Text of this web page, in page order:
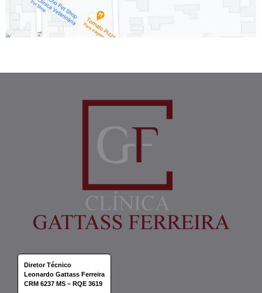
Diretor Técnico
Leonardo Gattass Ferreira
CRM 6237 MS – RQE 3619